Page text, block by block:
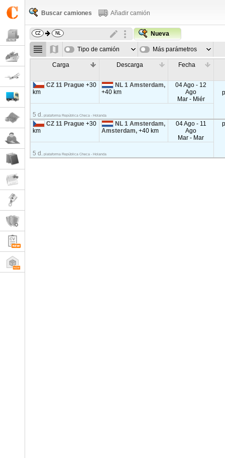
Buscar camiones Añadir camión
Nueva
Tipo de camión Más parámetros
Carga Descarga Fecha
CZ 11 Prague+30
km
NL 1 Amsterdam,
+40 km
04 Ago - 12
Ago
Mar - Miér
5 d. plataforma República Checa - Holanda
CZ 11 Prague+30
km
NL 1 Amsterdam,
Amsterdam,+40 km
04 Ago - 11
Ago
Mar - Mar
5 d. plataforma República Checa - Holanda